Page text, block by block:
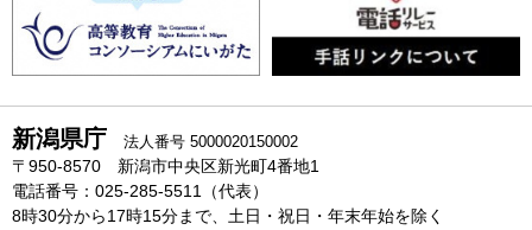
新潟県庁 法人番号 5000020150002
〒950-8570 新潟市中央区新光町4番地1
電話番号：025-285-5511（代表）
8時30分から17時15分まで、土日・祝日・年末年始を除く